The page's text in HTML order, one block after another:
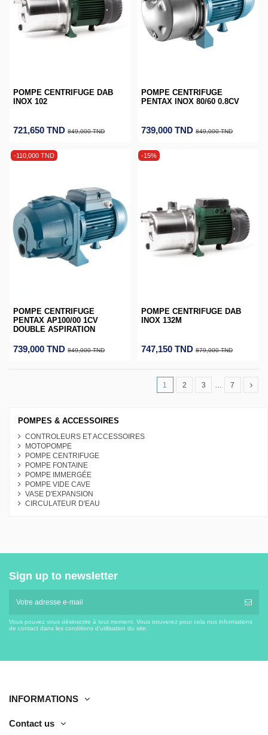
POMPE CENTRIFUGE DAB
INOX 102
721,650 TND849,000 TND
POMPE CENTRIFUGE
PENTAX INOX 80/60 0.8CV
739,000 TND849,000 TND
-110,000 TND
POMPE CENTRIFUGE
PENTAX AP100/00 1CV
DOUBLE ASPIRATION
739,000 TND849,000 TND
-15%
POMPE CENTRIFUGE DAB
INOX 132M
747,150 TND879,000 TND
1 2 3 7
POMPES & ACCESSOIRES
CONTROLEURS ET ACCESSOIRES
MOTOPOMPE
POMPE CENTRIFUGE
POMPE FONTAINE
POMPE IMMERGÉE
POMPE VIDE CAVE
VASE D'EXPANSION
CIRCULATEUR D'EAU
Sign up to newsletter
Vous pouvez vous désinscrire à tout moment. Vous trouverez pour cela nos informations
de contact dans les conditions d'utilisation du site.
INFORMATIONS
Contact us